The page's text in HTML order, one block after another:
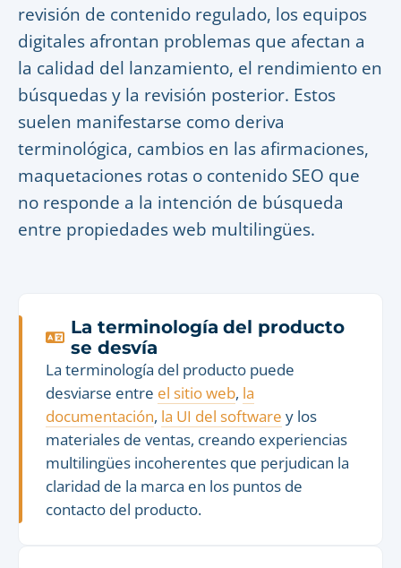
revisión de contenido regulado, los equipos
digitales afrontan problemas que afectan a
la calidad del lanzamiento, el rendimiento en
búsquedas y la revisión posterior. Estos
suelen manifestarse como deriva
terminológica, cambios en las afirmaciones,
maquetaciones rotas o contenido SEO que
no responde a la intención de búsqueda
entre propiedades web multilingües.
La terminología del producto
se desvía
La terminología del producto puede
desviarse entre el sitio web, la
documentación, la UI del software y los
materiales de ventas, creando experiencias
multilingües incoherentes que perjudican la
claridad de la marca en los puntos de
contacto del producto.